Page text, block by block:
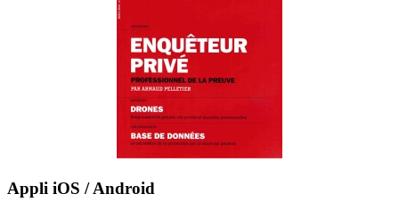
Appli iOS / Android